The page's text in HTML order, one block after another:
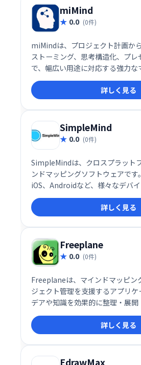
miMind
0.0 (0件)
miMindは、プロジェクト計画か
ストーミング、思考構造化、プレ
で、幅広い用途に対応する強力
ツールです。アイデア作成・共
プロジェクトの設計やディスカッ
成なども効率化します。直感的
し、創造性を高め、チームワー
なクリエイティブな活動に活用で
詳しく見る
SimpleMind
0.0 (0件)
SimpleMindは、クロスプラット
ンドマッピングソフトウェアです
iOS、Androidなど、様々なデバ
分析、提示を支援します。直感
の作成、テキスト編集、要素の移
です。視覚的な思考ツールとし
ブレインストーミングに最適です
詳しく見る
Freeplane
0.0 (0件)
Freeplaneは、マインドマッピン
ジェクト管理を支援するアプリケ
デアや知識を効果的に整理・展
ロセスを可視化します。直感的
を分かりやすく表現。個人やチー
造的な問題解決に役立ちます。
ますので、ぜひお試しください。
詳しく見る
EdrawMax